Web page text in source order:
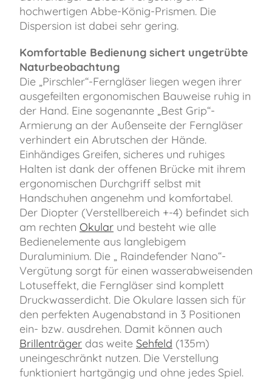
hochwertigen Abbe-König-Prismen. Die
Dispersion ist dabei sehr gering.
Komfortable Bedienung sichert ungetrübte
Naturbeobachtung
Die „Pirschler“-Ferngläser liegen wegen ihrer
ausgefeilten ergonomischen Bauweise ruhig in
der Hand. Eine sogenannte „Best Grip“-
Armierung an der Außenseite der Ferngläser
verhindert ein Abrutschen der Hände.
Einhändiges Greifen, sicheres und ruhiges
Halten ist dank der offenen Brücke mit ihrem
ergonomischen Durchgriff selbst mit
Handschuhen angenehm und komfortabel.
Der Diopter (Verstellbereich +-4) befindet sich
am rechten Okular und besteht wie alle
Bedienelemente aus langlebigem
Duraluminium. Die „ Raindefender Nano“-
Vergütung sorgt für einen wasserabweisenden
Lotuseffekt, die Ferngläser sind komplett
Druckwasserdicht. Die Okulare lassen sich für
den perfekten Augenabstand in 3 Positionen
ein- bzw. ausdrehen. Damit können auch
Brillenträger das weite Sehfeld (135m)
uneingeschränkt nutzen. Die Verstellung
funktioniert hartgängig und ohne jedes Spiel.